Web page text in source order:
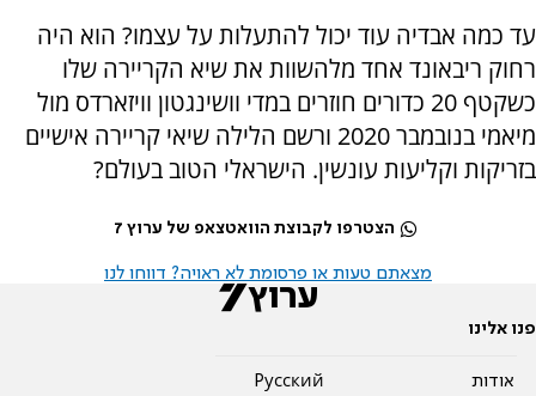
עד כמה אבדיה עוד יכול להתעלות על עצמו? הוא היה
רחוק ריבאונד אחד מלהשוות את שיא הקריירה שלו
כשקטף 20 כדורים חוזרים במדי וושינגטון וויזארדס מול
מיאמי בנובמבר 2020 ורשם הלילה שיאי קריירה אישיים
בזריקות וקליעות עונשין. הישראלי הטוב בעולם?
הצטרפו לקבוצת הוואטצאפ של ערוץ 7
מצאתם טעות או פרסומת לא ראויה? דווחו לנו
פנו אלינו
אודות
Pусский